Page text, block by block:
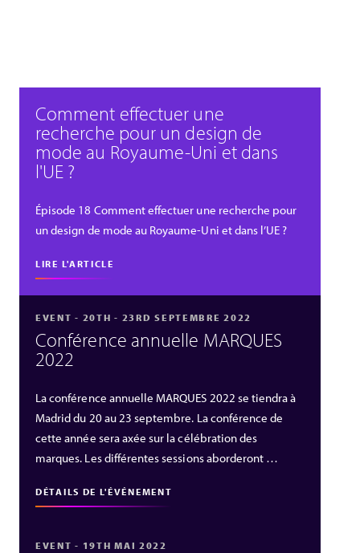
Comment effectuer une
recherche pour un design de
mode au Royaume-Uni et dans
l'UE ?
Épisode 18 Comment effectuer une recherche pour
un design de mode au Royaume-Uni et dans l’UE ?
LIRE L'ARTICLE
EVENT - 20TH - 23RD SEPTEMBRE 2022
Conférence annuelle MARQUES
2022
La conférence annuelle MARQUES 2022 se tiendra à
Madrid du 20 au 23 septembre. La conférence de
cette année sera axée sur la célébration des
marques. Les différentes sessions aborderont …
DÉTAILS DE L'ÉVÉNEMENT
EVENT - 19TH MAI 2022